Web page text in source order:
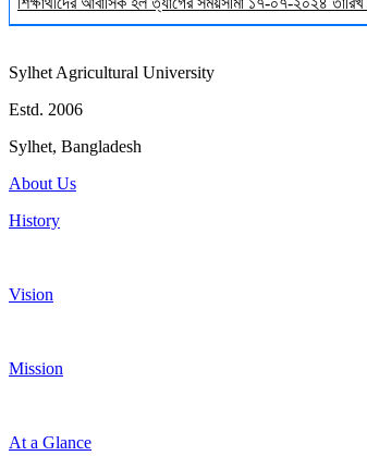
Sylhet Agricultural University
Estd. 2006
Sylhet, Bangladesh
About Us
History
Vision
Mission
At a Glance